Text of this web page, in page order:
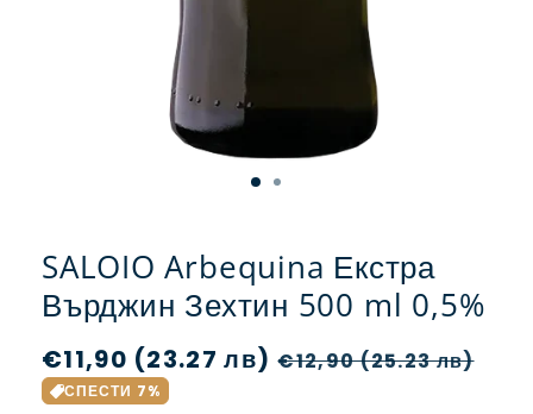
SALOIO Arbequina Екстра
Върджин Зехтин 500 ml 0,5%
Обичайна
цена
€11,90 (23.27 лв) Цена
€12,90 (25.23 лв)
СПЕСТИ 7%